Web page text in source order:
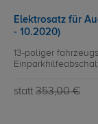
Elektrosatz für
- 10.2020)
13-poliger
statt 353,00 €